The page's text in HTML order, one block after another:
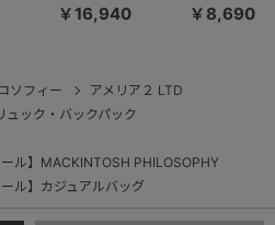
ュック バックパッ
￥16,940
ュックサッ
￥8,690
ソフィー
アメリア２ LTD
ュック・バックパック
ール】MACKINTOSH PHILOSOPHY
ール】カジュアルバッグ